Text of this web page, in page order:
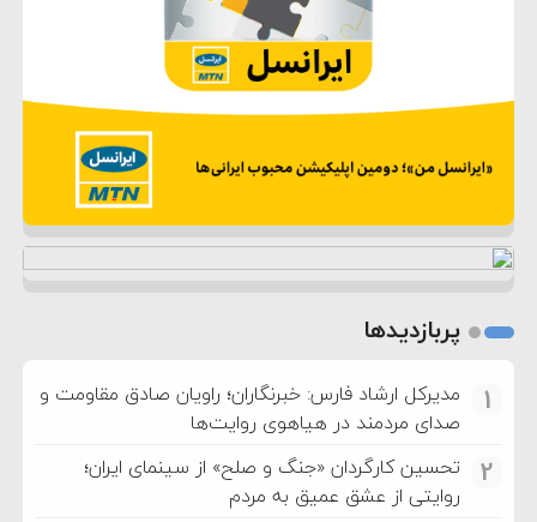
پربازدیدها
1
مدیرکل ارشاد فارس: خبرنگاران؛ راویان صادق مقاومت و
صدای مردمند در هیاهوی روایت‌ها
2
تحسین کارگردان «جنگ و صلح» از سینمای ایران؛
روایتی از عشق عمیق به مردم